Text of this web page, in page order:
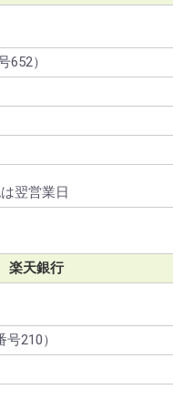
652）
翌営業日
楽天銀行
210）